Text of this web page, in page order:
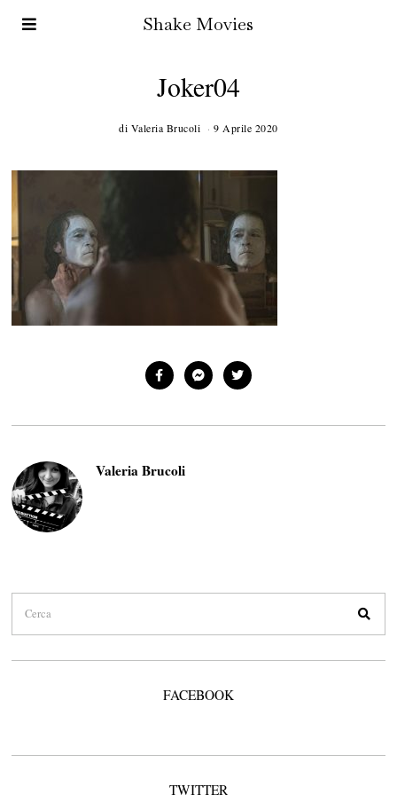
Shake Movies
Joker04
di Valeria Brucoli 9 Aprile 2020
Valeria Brucoli
FACEBOOK
TWITTER